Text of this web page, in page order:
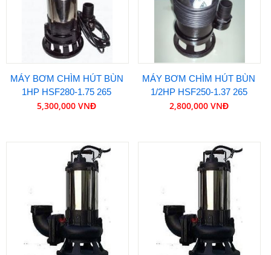
MÁY BƠM CHÌM HÚT BÙN
1HP HSF280-1.75 265
5,300,000 VNĐ
MÁY BƠM CHÌM HÚT BÙN
1/2HP HSF250-1.37 265
2,800,000 VNĐ